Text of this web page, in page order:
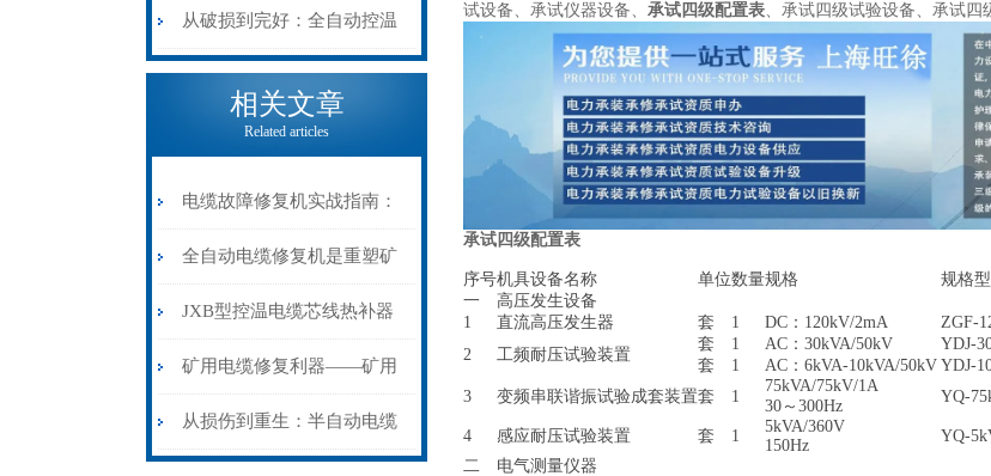
机械密码
从入门到精通
从破损到完好：全自动控温
电缆热补机的核心价值
相关文章
Related articles
电缆故障修复机实战指南：
从“盲测”到“精确定点”的三
步作业法
全自动电缆修复机是重塑矿
山电力动脉的“智能外科医
生”
JXB型控温电缆芯线热补器
安装与接线：精准修复的工
艺基石
矿用电缆修复利器——矿用
电缆热补机智能控温，安全
从损伤到重生：半自动电缆
试设备、承试仪器设备、 承试四级配置表、承试四级试验设备、承试四
承试四级配置表
序号机具设备名称 单位数量规格
规格
一
高压发生设备
1
直流高压发生器 套 1 DC：120kV/2mA
ZGF-
2
工频耐压试验装置
套 1 AC：30kVA/50kV
YDJ-
套
1 AC：6kVA-10kVA/50kV YDJ-
3
变频串联谐振试验成套装置套 1
75kVA/75kV/1A
30～300Hz
YQ-
4 感应耐压试验装置 套 1
5kVA/360V
150Hz
YQ-
二
电气测量仪器